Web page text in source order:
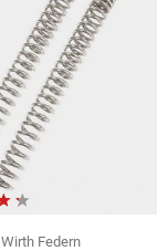
Wirth Federn